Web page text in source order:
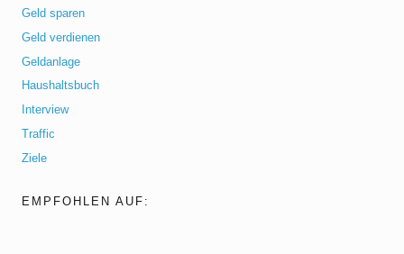
Geld sparen
Geld verdienen
Geldanlage
Haushaltsbuch
Interview
Traffic
Ziele
EMPFOHLEN AUF: